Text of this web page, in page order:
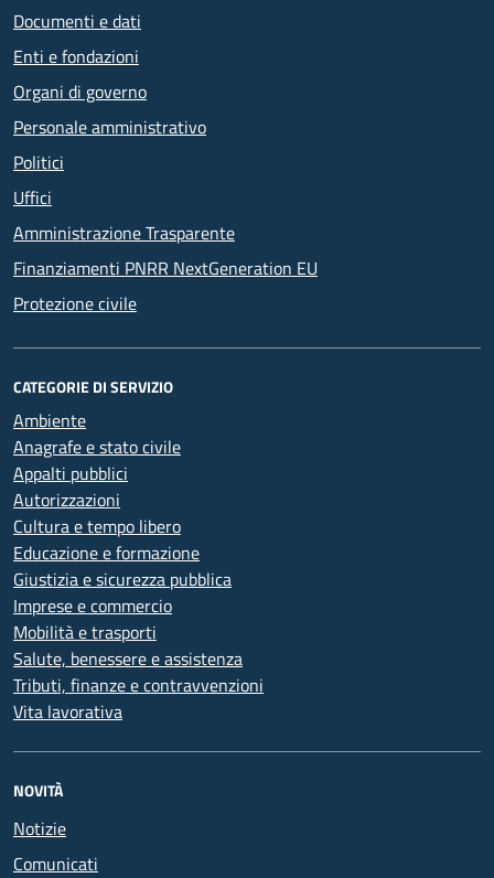
Documenti e dati
Enti e fondazioni
Organi di governo
Personale amministrativo
Politici
Uffici
Amministrazione Trasparente
Finanziamenti PNRR NextGeneration EU
Protezione civile
CATEGORIE DI SERVIZIO
Ambiente
Anagrafe e stato civile
Appalti pubblici
Autorizzazioni
Cultura e tempo libero
Educazione e formazione
Giustizia e sicurezza pubblica
Imprese e commercio
Mobilità e trasporti
Salute, benessere e assistenza
Tributi, finanze e contravvenzioni
Vita lavorativa
NOVITÀ
Notizie
Comunicati